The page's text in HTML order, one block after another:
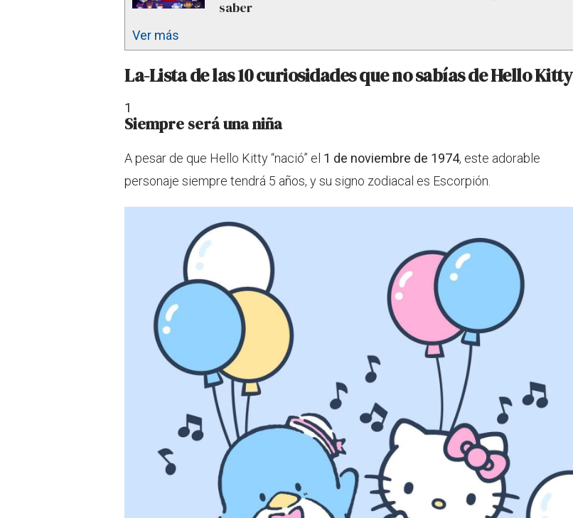
saber
Ver más
La-Lista de las 10 curiosidades que no sabías de Hello Kitty
1
Siempre será una niña
A pesar de que Hello Kitty “nació” el 1 de noviembre de 1974, este adorable
personaje siempre tendrá 5 años, y su signo zodiacal es Escorpión.